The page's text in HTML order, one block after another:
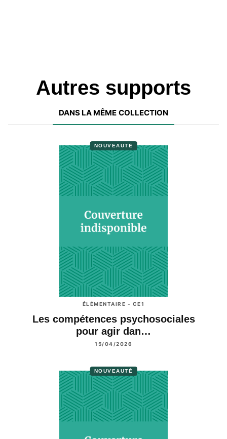
Autres supports
DANS LA MÊME COLLECTION
NOUVEAUTÉ
ÉLÉMENTAIRE - CE1
Les compétences psychosociales
pour agir dan…
15/04/2026
NOUVEAUTÉ